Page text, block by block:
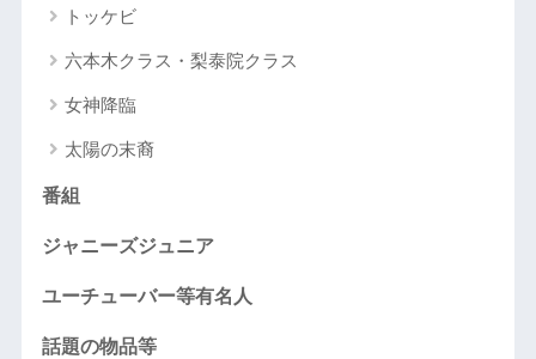
トッケビ
六本木クラス・梨泰院クラス
女神降臨
太陽の末裔
番組
ジャニーズジュニア
ユーチューバー等有名人
話題の物品等